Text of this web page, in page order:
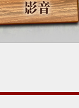
影音